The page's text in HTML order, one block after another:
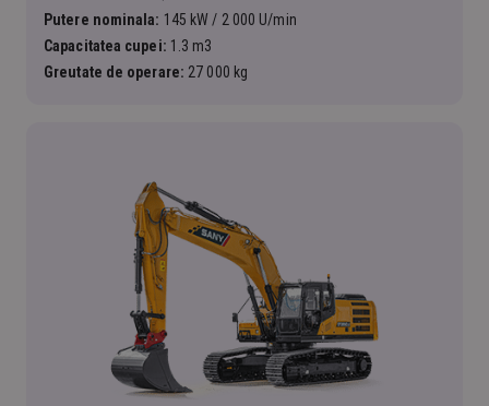
Putere nominala: 145 kW / 2 000 U/min
Capacitatea cupei: 1.3 m3
Greutate de operare: 27 000 kg